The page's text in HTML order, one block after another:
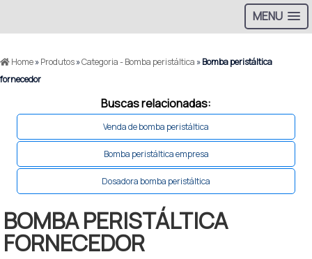
MENU
Home»Produtos»Categoria - Bomba peristáltica »Bomba peristáltica
fornecedor
Buscas relacionadas:
Venda de bomba peristáltica
Bomba peristáltica empresa
Dosadora bomba peristáltica
BOMBA PERISTÁLTICA
FORNECEDOR